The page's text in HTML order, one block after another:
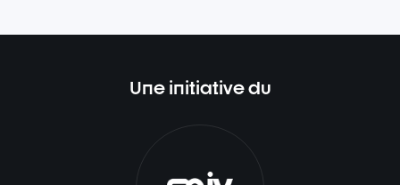
Une initiative du